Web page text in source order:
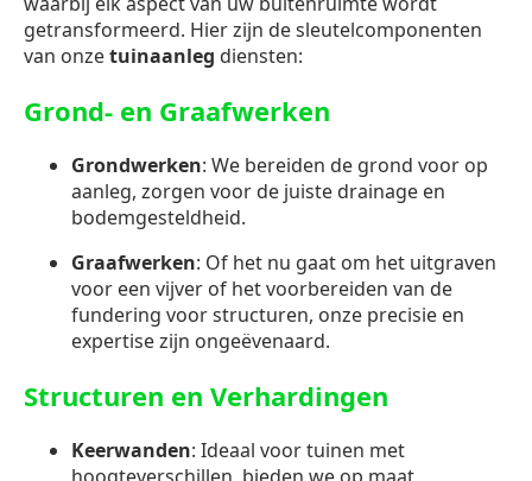
getransformeerd. Hier zijn de sleutelcomponenten
van onzetuinaanleg diensten:
Grond- en Graafwerken
Grondwerken: We bereiden de grond voor op
aanleg, zorgen voor de juiste drainage en
bodemgesteldheid.
Graafwerken: Of het nu gaat om het uitgraven
voor een vijver of het voorbereiden van de
fundering voor structuren, onze precisie en
expertise zijn ongeëvenaard.
Structuren en Verhardingen
Keerwanden: Ideaal voor tuinen met